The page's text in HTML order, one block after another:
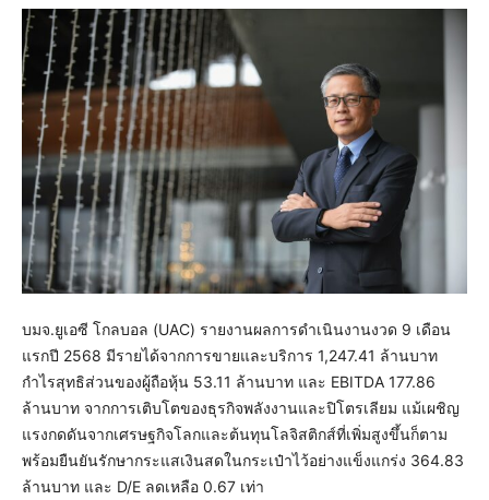
บมจ.ยูเอซี โกลบอล (UAC) รายงานผลการดำเนินงานงวด 9 เดือน
แรกปี 2568 มีรายได้จากการขายและบริการ 1,247.41 ล้านบาท
กำไรสุทธิส่วนของผู้ถือหุ้น 53.11 ล้านบาท และ EBITDA 177.86
ล้านบาท จากการเติบโตของธุรกิจพลังงานและปิโตรเลียม แม้เผชิญ
แรงกดดันจากเศรษฐกิจโลกและต้นทุนโลจิสติกส์ที่เพิ่มสูงขึ้นก็ตาม
พร้อมยืนยันรักษากระแสเงินสดในกระเป๋าไว้อย่างแข็งแกร่ง 364.83
ล้านบาท และ D/E ลดเหลือ 0.67 เท่า